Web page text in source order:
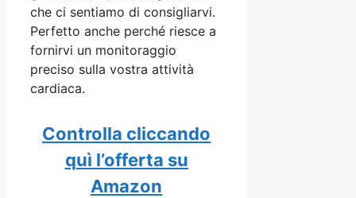
che ci sentiamo di consigliarvi.
Perfetto anche perché riesce a
fornirvi un monitoraggio
preciso sulla vostra attività
cardiaca.
Controlla cliccando
quì l’offerta su
Amazon